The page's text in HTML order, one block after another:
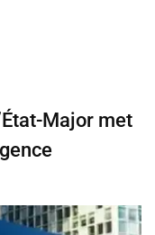
Major met